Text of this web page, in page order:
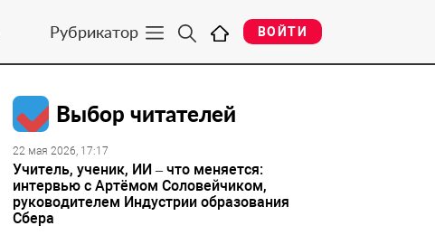
Рубрикатор ВОЙТИ
Выбор читателей
22 мая 2026, 17:17
Учитель, ученик, ИИ – что меняется:
интервью с Артёмом Соловейчиком,
руководителем Индустрии образования
Сбера